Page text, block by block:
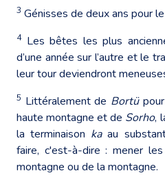
3 Génisses de deux ans pour
4Les bêtes les plus
d’une année sur l’autre et le
leur tour deviendront
5 Littéralement de Bortüpour
haute montagne et de Sorho,
la terminaison kaau
faire, c'est-à-dire : mener
montagne ou de la montagne.